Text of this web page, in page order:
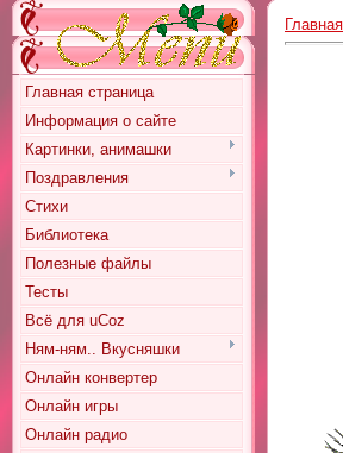
Главная страница
Информация о сайте
Картинки, анимашки
Поздравления
Стихи
Библиотека
Полезные файлы
Тесты
Всё для uCoz
Ням-ням.. Вкусняшки
Онлайн конвертер
Онлайн игры
Онлайн радио
Главная